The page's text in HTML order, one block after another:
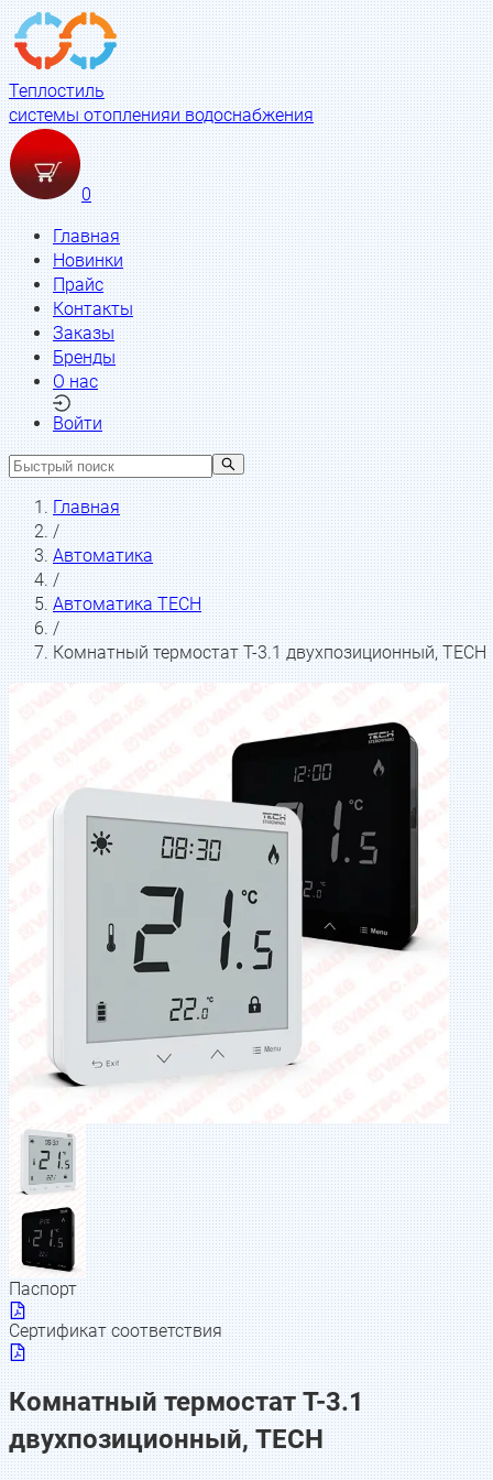
Теплостиль
системы отопленияи водоснабжения
0
Главная
Новинки
Прайс
Контакты
Заказы
Бренды
О нас
Войти
Главная
/
Автоматика
/
Автоматика TECH
/
Комнатный термостат T-3.1 двухпозиционный, TECH
Паспорт
Сертификат соответствия
Комнатный термостат T-3.1
двухпозиционный, TECH